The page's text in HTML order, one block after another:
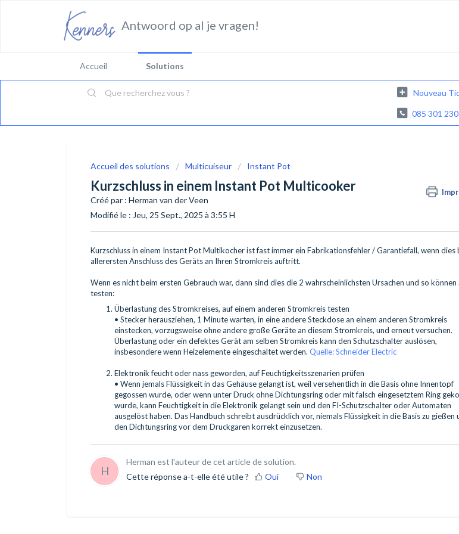
Antwoord op al je vragen!
Accueil Solutions
Nouveau
085 301
Accueil des solutions Multicuiseur Instant Pot
Kurzschluss in einem Instant Pot Multicooker
Créé par : Herman van der Veen
Modifié le : Jeu, 25 Sept., 2025 à 3:55 H
Kurzschluss in einem Instant Pot Multikocher ist fast immer ein Fabrikationsfehler / Garantiefall, wenn dies
allerersten Anschluss des Geräts an Ihren Stromkreis auftritt.
Wenn es nicht beim ersten Gebrauch war, dann sind dies die 2 wahrscheinlichsten Ursachen und so können
testen:
Überlastung des Stromkreises, auf einem anderen Stromkreis testen
• Stecker herausziehen, 1 Minute warten, in eine andere Steckdose an einem anderen Stromkreis
einstecken, vorzugsweise ohne andere große Geräte an diesem Stromkreis, und erneut versuchen.
Überlastung oder ein defektes Gerät am selben Stromkreis kann den Schutzschalter auslösen,
insbesondere wenn Heizelemente eingeschaltet werden. Quelle: Schneider Electric
Elektronik feucht oder nass geworden, auf Feuchtigkeitsszenarien prüfen
• Wenn jemals Flüssigkeit in das Gehäuse gelangt ist, weil versehentlich in die Basis ohne Innentopf
gegossen wurde, oder wenn unter Druck ohne Dichtungsring oder mit falsch eingesetztem Ring
wurde, kann Feuchtigkeit in die Elektronik gelangt sein und den FI-Schutzschalter oder Automaten
ausgelöst haben. Das Handbuch schreibt ausdrücklich vor, niemals Flüssigkeit in die Basis zu gießen
den Dichtungsring vor dem Druckgaren korrekt einzusetzen.
H
Herman est l'auteur de cet article de solution.
Cette réponse a-t-elle été utile ?
Oui Non